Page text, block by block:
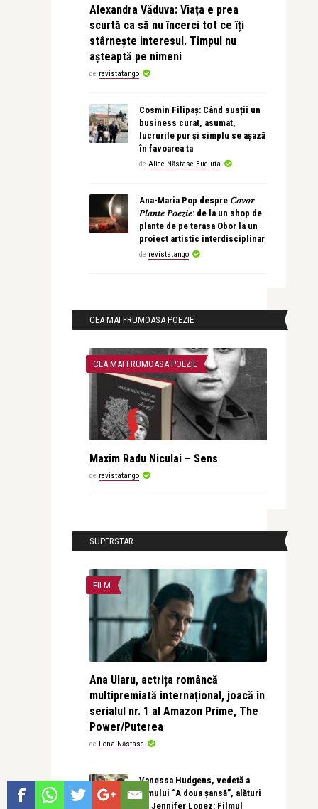
Alexandra Văduva: Viața e prea
scurtă ca să nu încerci tot ce îți
stârnește interesul. Timpul nu
așteaptă pe nimeni
de revistatango
Cosmin Filipaș: Când susții un
business curat, asumat,
lucrurile pur și simplu se așază
în favoarea ta
de Alice Năstase Buciuta
Ana-Maria Pop despre 𝐶𝑜𝑣𝑜𝑟
𝑃𝑙𝑎𝑛𝑡𝑒 𝑃𝑜𝑒𝑧𝑖𝑒: de la un shop de
plante de pe terasa Obor la un
proiect artistic interdisciplinar
de revistatango
CEA MAI FRUMOASA POEZIE
CEA MAI FRUMOASA POEZIE
Maxim Radu Niculai – Sens
de revistatango
SUPERSTAR
FILM
Ana Ularu, actrița româncă
multipremiată internațional, joacă în
serialul nr. 1 al Amazon Prime, The
Power/Puterea
de Ilona Năstase
Vanessa Hudgens, vedetă a
filmului “A doua șansă”, alături
de Jennifer Lopez: Filmul